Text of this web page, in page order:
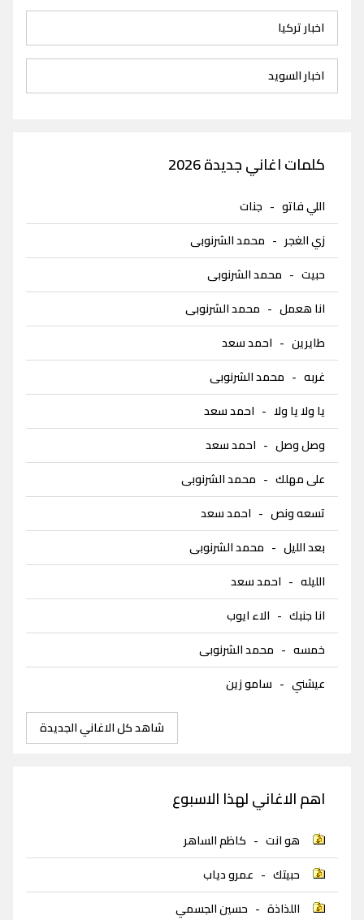
اخبار تركيا
اخبار السويد
كلمات اغاني جديدة 2026
اللي فاتو - جنات
زي الغجر - محمد الشرنوبى
حبيت - محمد الشرنوبى
انا هعمل - محمد الشرنوبى
طايرين - احمد سعد
غربه - محمد الشرنوبى
يا ولا يا ولا - احمد سعد
وصل وصل - احمد سعد
على مهلك - محمد الشرنوبى
تسعه ونص - احمد سعد
بعد الليل - محمد الشرنوبى
الليله - احمد سعد
انا جنبك - الاء ايوب
خمسه - محمد الشرنوبى
عيشني - سامو زين
شاهد كل الاغاني الجديدة
اهم الاغاني لهذا الاسبوع
هو انت - كاظم الساهر
حبيتك - عمرو دياب
اللذاذة - حسين الجسمي